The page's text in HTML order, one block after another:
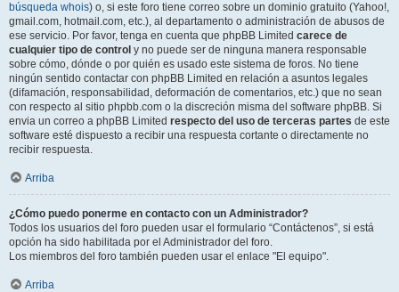
búsqueda whois) o, si este foro tiene correo sobre un dominio gratuito (Yahoo!,
gmail.com, hotmail.com, etc.), al departamento o administración de abusos de
ese servicio. Por favor, tenga en cuenta que phpBB Limited carece de
cualquier tipo de control y no puede ser de ninguna manera responsable
sobre cómo, dónde o por quién es usado este sistema de foros. No tiene
ningún sentido contactar con phpBB Limited en relación a asuntos legales
(difamación, responsabilidad, deformación de comentarios, etc.) que no sean
con respecto al sitio phpbb.com o la discreción misma del software phpBB. Si
envia un correo a phpBB Limited respecto del uso de terceras partes de este
software esté dispuesto a recibir una respuesta cortante o directamente no
recibir respuesta.
Arriba
¿Cómo puedo ponerme en contacto con un Administrador?
Todos los usuarios del foro pueden usar el formulario “Contáctenos”, si está
opción ha sido habilitada por el Administrador del foro.
Los miembros del foro también pueden usar el enlace "El equipo".
Arriba